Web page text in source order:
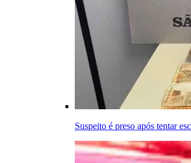
Suspeito é preso após tentar